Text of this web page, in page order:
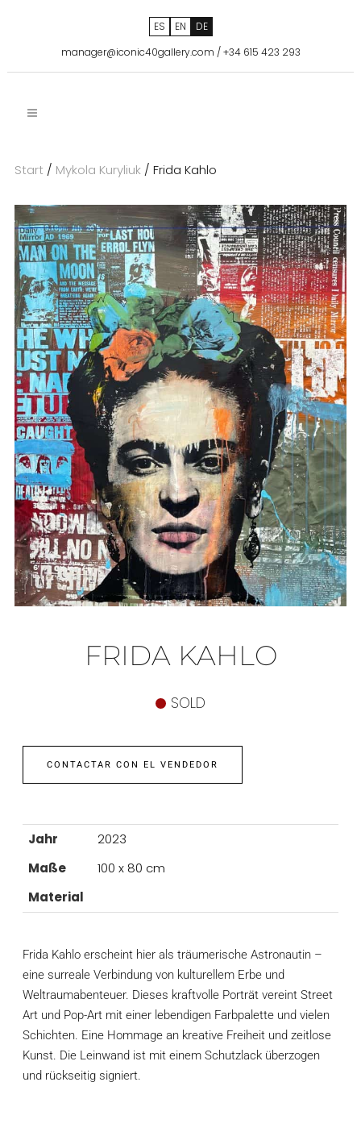
ES EN
DE
manager@iconic40gallery.com /+34 615 423 293
Start / Mykola Kuryliuk/ Frida Kahlo
FRIDA KAHLO
SOLD
CONTACTAR CON EL VENDEDOR
Jahr
2023
Maße
100 x 80 cm
Material
Frida Kahlo erscheint hier als träumerische Astronautin –
eine surreale Verbindung von kulturellem Erbe und
Weltraumabenteuer. Dieses kraftvolle Porträt vereint Street
Art und Pop-Art mit einer lebendigen Farbpalette und vielen
Schichten. Eine Hommage an kreative Freiheit und zeitlose
Kunst. Die Leinwand ist mit einem Schutzlack überzogen
und rückseitig signiert.